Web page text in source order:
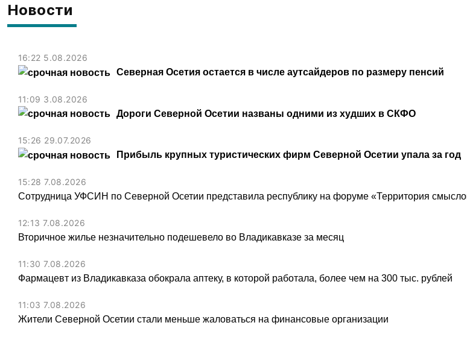
Новости
16:22 5.08.2026
Северная Осетия остается в числе аутсайдеров по размеру пенсий
11:09 3.08.2026
Дороги Северной Осетии названы одними из худших в СКФО
15:26 29.07.2026
Прибыль крупных туристических фирм Северной Осетии упала за год
15:28 7.08.2026
Сотрудница УФСИН по Северной Осетии представила республику на форуме «Территория
12:13 7.08.2026
Вторичное жилье незначительно подешевело во Владикавказе за месяц
11:30 7.08.2026
Фармацевт из Владикавказа обокрала аптеку, в которой работала, более чем на 300 тыс. рублей
11:03 7.08.2026
Жители Северной Осетии стали меньше жаловаться на финансовые организации